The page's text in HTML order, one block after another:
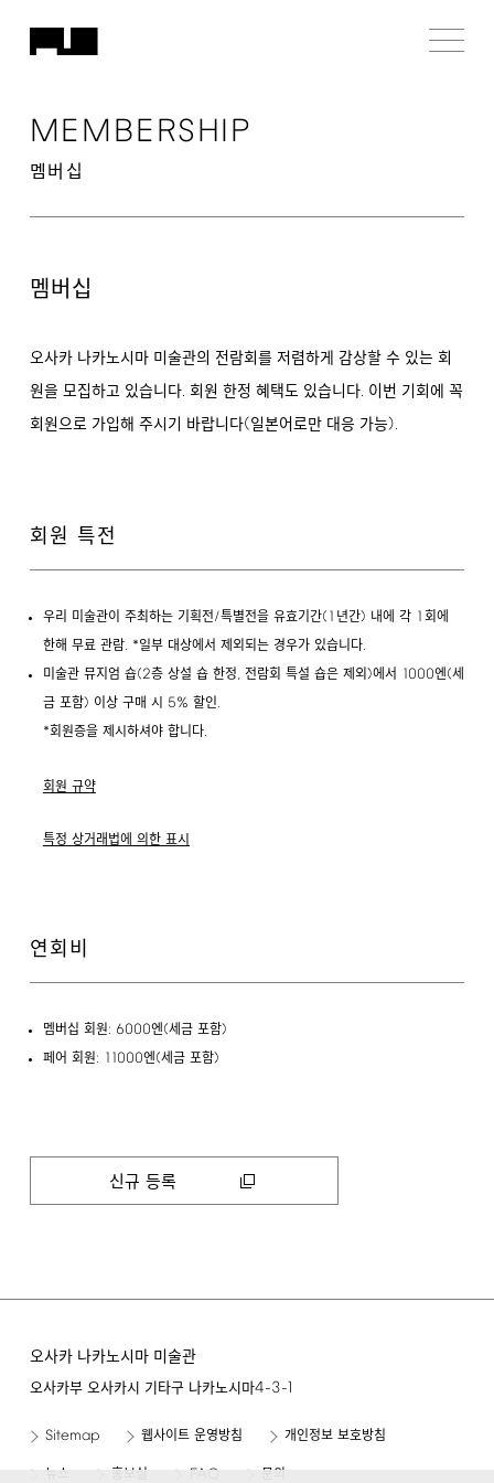
MEMBERSHIP
멤버십
멤버십
오사카 나카노시마 미술관의 전람회를 저렴하게 감상할 수 있는 회
원을 모집하고 있습니다. 회원 한정 혜택도 있습니다. 이번 기회에 꼭
회원으로 가입해 주시기 바랍니다(일본어로만 대응 가능).
회원 특전
우리 미술관이 주최하는 기획전/특별전을 유효기간(1 년간) 내에 각 1 회에
한해 무료 관람. *일부 대상에서 제외되는 경우가 있습니다.
미술관 뮤지엄 숍(2층 상설 숍 한정,전람회 특설 숍은 제외 )에서 1000엔(세
금 포함) 이상 구매 시 5% 할인.
*회원증을 제시하셔야 합니다.
회원 규약
특정 상거래법에 의한 표시
연회비
멤버십 회원: 6000엔(세금 포함)
페어 회원: 11000엔(세금 포함)
신규 등록
오사카 나카노시마 미술관
오사카부 오사카시 기타구 나카노시마4-3-1
Sitemap 웹사이트 운영방침 개인정보 보호방침
FAQ